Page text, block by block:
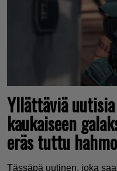
Yllättäviä
kaukaiseen
eräs tuttu hahmo
Tässäpä uutinen, joka